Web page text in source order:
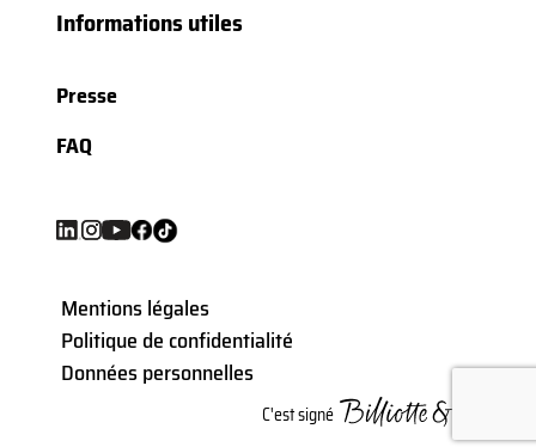
Informations utiles
Presse
FAQ
Mentions légales
Politique de confidentialité
Données personnelles
C'est signé